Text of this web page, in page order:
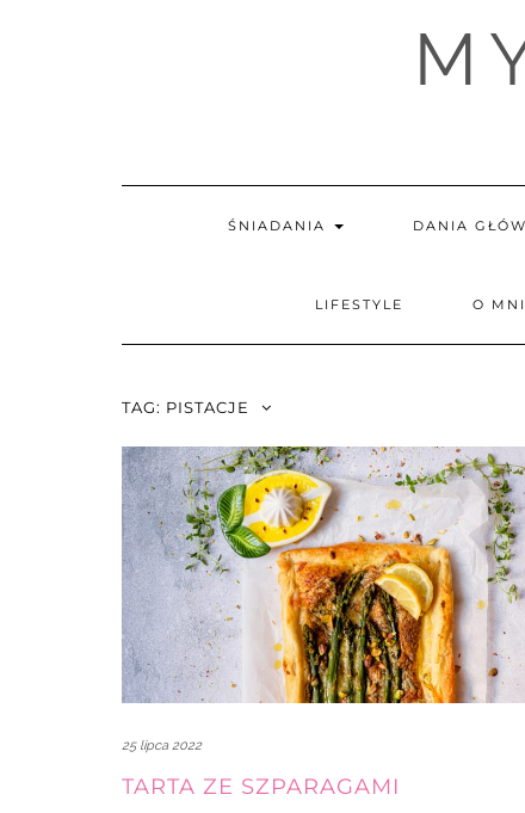
ŚNIADANIA DANIA
LIFESTYLE O
TAG: PISTACJE
25 lipca 2022
TARTA ZE SZPARAGAMI